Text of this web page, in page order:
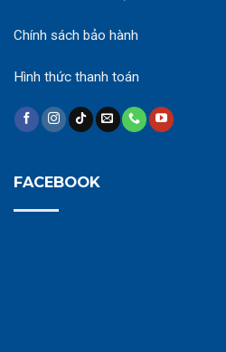
Chính sách bảo hành
Hình thức thanh toán
FACEBOOK